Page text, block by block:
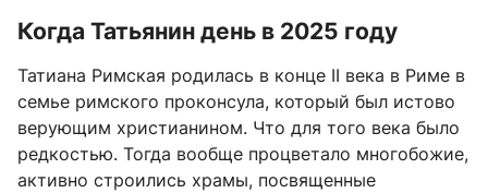
Когда Татьянин день в 2025 году
Татиана Римская родилась в конце II века в Риме в
семье римского проконсула, который был истово
верующим христианином. Что для того века было
редкостью. Тогда вообще процветало многобожие,
активно строились храмы, посвященные